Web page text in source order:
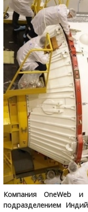
Компания OneWeb
подразделением